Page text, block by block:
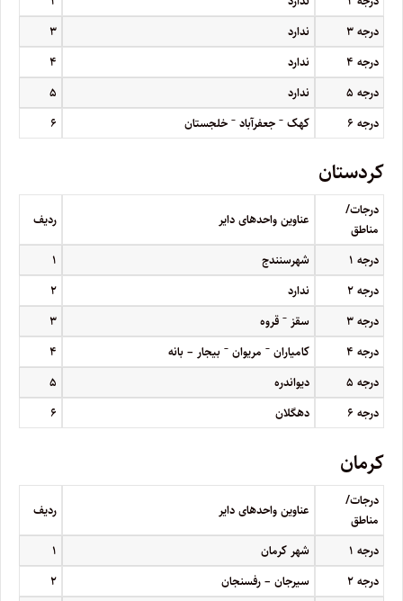
درجه۳ ندارد
۳
درجه ۴ ندارد
۴
درجه ۵ ندارد
۵
درجه ۶ کهک– جعفرآباد– خلجستان ۶
کردستان
درجات/
مناطق
عناوین واحدهای دایر ردیف
درجه ۱ شهرسنندج
۱
درجه۲ ندارد
۲
درجه۳ سقز– قروه
۳
درجه ۴ کامیاران– مریوان– بیجار – بانه
۴
درجه ۵ دیواندره
۵
درجه ۶ دهگلان ۶
کرمان
درجات/
مناطق
عناوین واحدهای دایر ردیف
درجه ۱ شهر کرمان
۱
درجه۲ سیرجان – رفسنجان
۲